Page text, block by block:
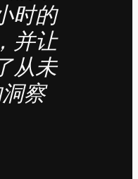
时的
并让
从未
察